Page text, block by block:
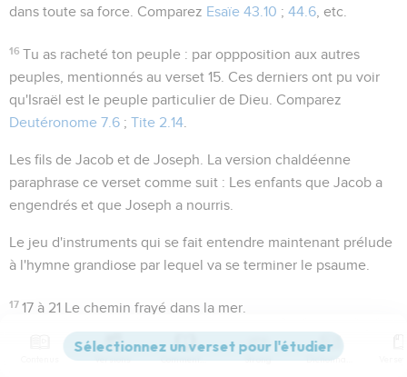
dans toute sa force. Comparez Esaïe 43.10 ; 44.6 , etc.
16 Tu as racheté ton peuple : par oppposition aux autres
peuples, mentionnés au verset 15. Ces derniers ont pu voir
qu'Israël est le peuple particulier de Dieu. Comparez
Deutéronome 7.6 ; Tite 2.14
Les fils de Jacob et de Joseph . La version chaldéenne
paraphrase ce verset comme suit : Les enfants que Jacob a
engendrés et que Joseph a nourris
Le jeu d'instruments qui se fait entendre maintenant prélude
à l'hymne grandiose par lequel va se terminer le psaume.
17 17 à 21 Le chemin frayé dans la mer.
Le souffle poétique si puissant et les images hardies de cet
Versions Commentaires Strong